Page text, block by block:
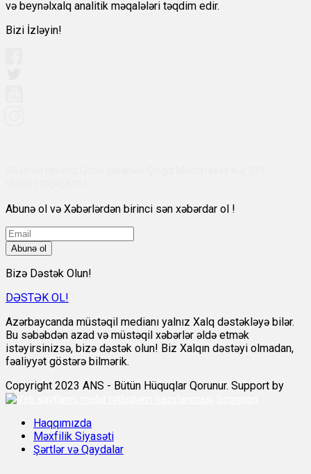
və beynəlxalq analitik məqalələri təqdim edir.
Bizi İzləyin!
Abunə ol və Xəbərlərdən birinci sən xəbərdar ol !
Abunə ol
Bizə Dəstək Olun!
DƏSTƏK OL!
Azərbaycanda müstəqil medianı yalnız Xalq dəstəkləyə bilər.
Bu səbəbdən azad və müstəqil xəbərlər əldə etmək
istəyirsinizsə, bizə dəstək olun! Biz Xalqın dəstəyi olmadan,
fəaliyyət göstərə bilmərik.
Copyright 2023 ANS - Bütün Hüquqlar Qorunur. Support by
Haqqımızda
Məxfilik Siyasəti
Şərtlər və Qaydalar